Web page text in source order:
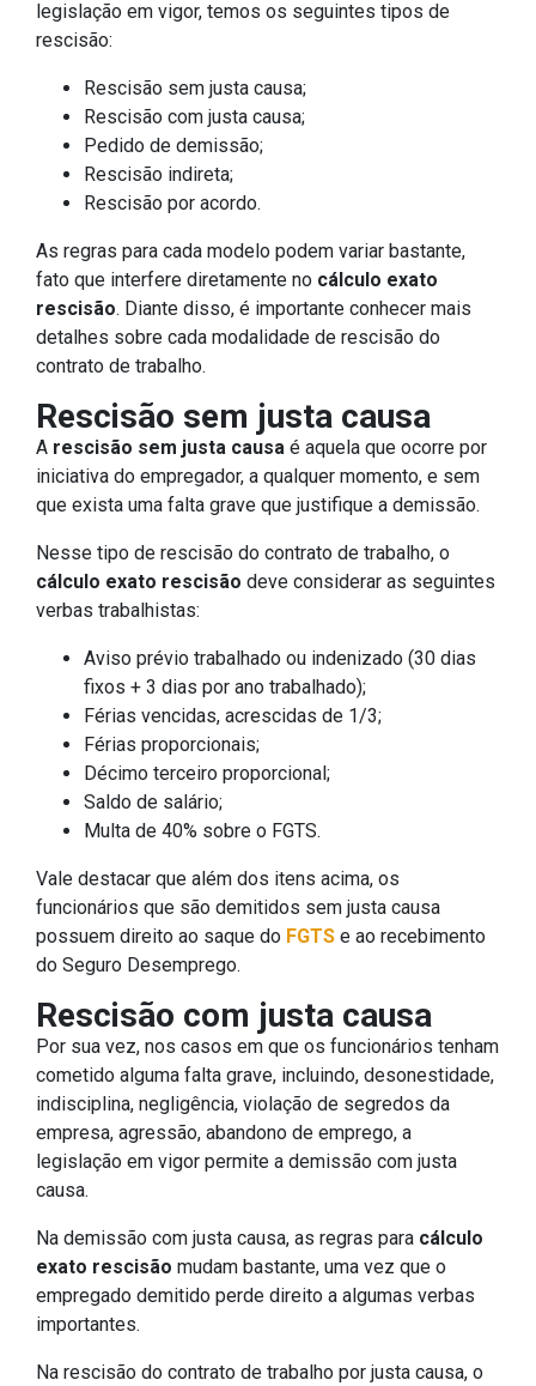
legislação em vigor, temos os seguintes tipos de
rescisão:
Rescisão sem justa causa;
Rescisão com justa causa;
Pedido de demissão;
Rescisão indireta;
Rescisão por acordo.
As regras para cada modelo podem variar bastante,
fato que interfere diretamente no cálculo exato
rescisão. Diante disso, é importante conhecer mais
detalhes sobre cada modalidade de rescisão do
contrato de trabalho.
Rescisão sem justa causa
A rescisão sem justa causa é aquela que ocorre por
iniciativa do empregador, a qualquer momento, e sem
que exista uma falta grave que justifique a demissão.
Nesse tipo de rescisão do contrato de trabalho, o
cálculo exato rescisão deve considerar as seguintes
verbas trabalhistas:
Aviso prévio trabalhado ou indenizado (30 dias
fixos + 3 dias por ano trabalhado);
Férias vencidas, acrescidas de 1/3;
Férias proporcionais;
Décimo terceiro proporcional;
Saldo de salário;
Multa de 40% sobre o FGTS.
Vale destacar que além dos itens acima, os
funcionários que são demitidos sem justa causa
possuem direito ao saque do FGTS e ao recebimento
do Seguro Desemprego.
Rescisão com justa causa
Por sua vez, nos casos em que os funcionários tenham
cometido alguma falta grave, incluindo, desonestidade,
indisciplina, negligência, violação de segredos da
empresa, agressão, abandono de emprego, a
legislação em vigor permite a demissão com justa
causa.
Na demissão com justa causa, as regras para cálculo
exato rescisão mudam bastante, uma vez que o
empregado demitido perde direito a algumas verbas
importantes.
Na rescisão do contrato de trabalho por justa causa, o